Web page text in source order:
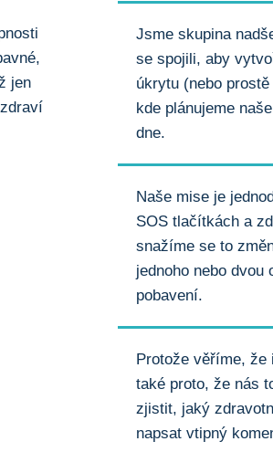
jen
Jsme skupina
se spojili, aby
úkrytu (nebo
kde plánujeme
dne.
Naše mise je
SOS tlačítkách a
snažíme se to
jednoho nebo
pobavení.
Protože věříme, že
také proto, že nás
zjistit, jaký
napsat vtipný